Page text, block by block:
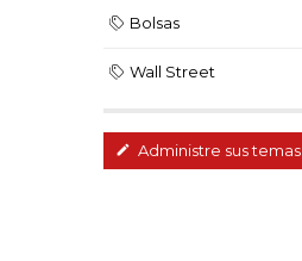
Bolsas
Wall Street
Administre sus temas